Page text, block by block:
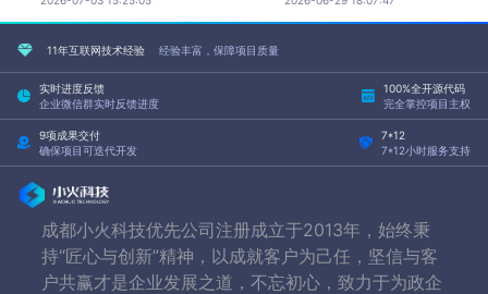
11年互联网技术经验 经验丰富，保障项目质量
实时进度反馈
企业微信群实时反馈进度
100%全开源代码
完全掌控项目主权
9项成果交付
确保项目可迭代开发
7*12
7*12小时服务支持
成都小火科技优先公司注册成立于2013年，始终秉
持“匠心与创新”精神，以成就客户为己任，坚信与客
户共赢才是企业发展之道，不忘初心，致力于为政企